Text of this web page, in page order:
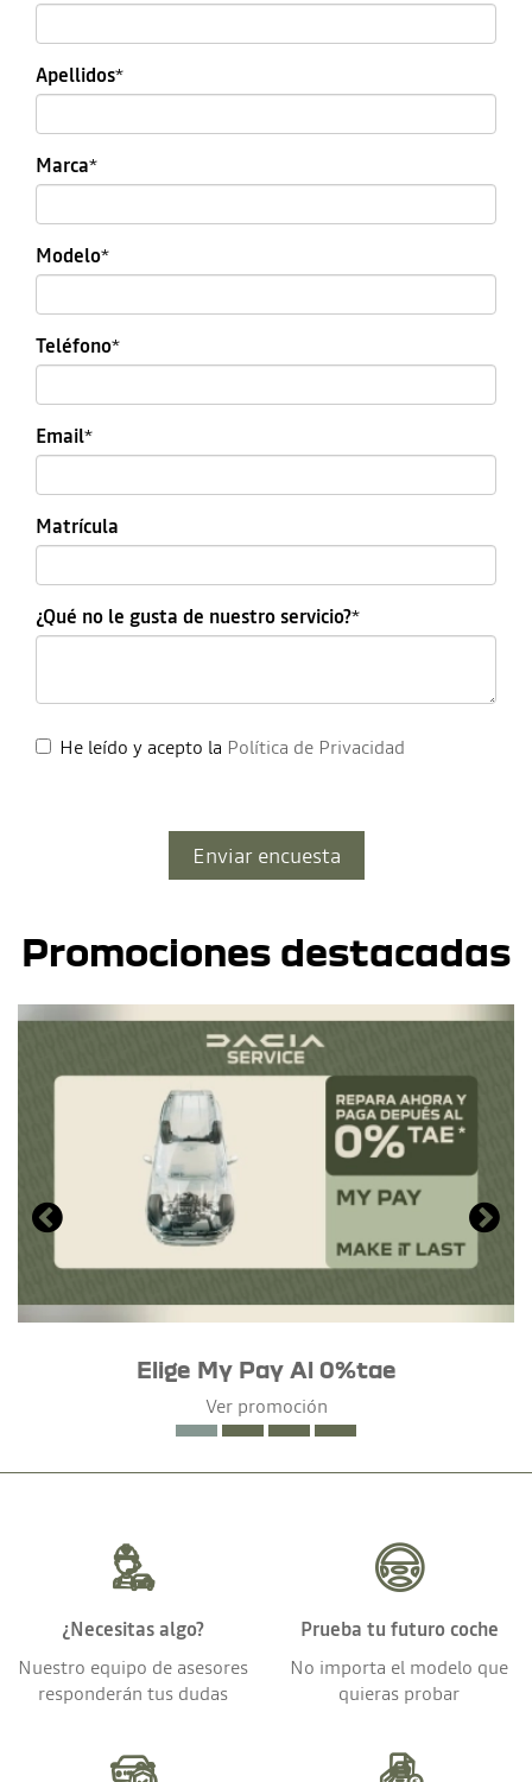
Apellidos*
Marca*
Modelo*
Teléfono*
Email*
Matrícula
¿Qué no le gusta de nuestro servicio?*
He leído y acepto la Política de Privacidad
Promociones destacadas
Elige My Pay Al 0%tae
Ver promoción
¿Necesitas algo?
Nuestro equipo de asesores
responderán tus dudas
Prueba tu futuro coche
No importa el modelo que
quieras probar